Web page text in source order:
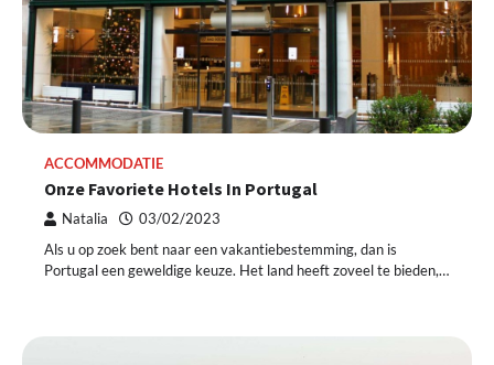
ACCOMMODATIE
Onze Favoriete Hotels In Portugal
Natalia 03/02/2023
Als u op zoek bent naar een vakantiebestemming, dan is
Portugal een geweldige keuze. Het land heeft zoveel te bieden,…